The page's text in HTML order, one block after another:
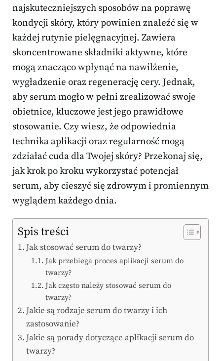
najskuteczniejszych sposobów na poprawę
kondycji skóry, który powinien znaleźć się w
każdej rutynie pielęgnacyjnej. Zawiera
skoncentrowane składniki aktywne, które
mogą znacząco wpłynąć na nawilżenie,
wygładzenie oraz regenerację cery. Jednak,
aby serum mogło w pełni zrealizować swoje
obietnice, kluczowe jest jego prawidłowe
stosowanie. Czy wiesz, że odpowiednia
technika aplikacji oraz regularność mogą
zdziałać cuda dla Twojej skóry? Przekonaj się,
jak krok po kroku wykorzystać potencjał
serum, aby cieszyć się zdrowym i promiennym
wyglądem każdego dnia.
Spis treści
Jak stosować serum do twarzy?
Jak przebiega proces aplikacji serum do
twarzy?
Jak często należy stosować serum do
twarzy?
Jakie są rodzaje serum do twarzy i ich
zastosowanie?
Jakie są porady dotyczące aplikacji serum do
twarzy?